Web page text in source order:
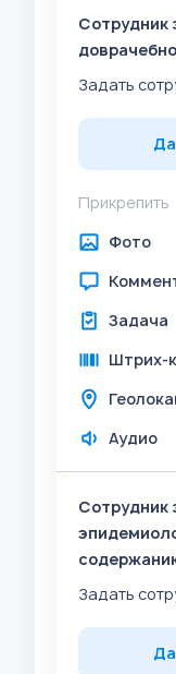
Сотрудник
Задать
Да
Прикрепить
Фото
Задача
Штрих-
Аудио
Сотрудник
Задать
Да